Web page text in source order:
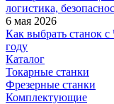
логистика,
6 мая 2026
Как выбрать станок
году
Каталог
Токарные станки
Фрезерные станки
Комплектующие